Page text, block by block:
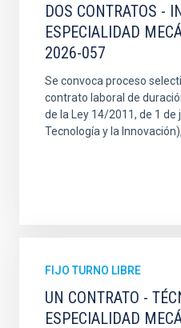
DOS CONTRATOS -
ESPECIALIDAD
2026-057
Se convoca proceso
contrato laboral de
de la Ley 14/2011, de 1 de
Tecnología y la
FIJO TURNO LIBRE
UN CONTRATO -
ESPECIALIDAD